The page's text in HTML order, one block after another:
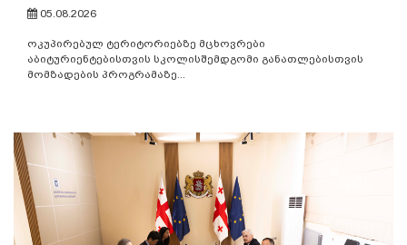
05.08.2026
ოკუპირებულ ტერიტორიებზე მცხოვრები
აბიტურიენტებისთვის სკოლისშემდგომი განათლებისთვის
მომზადების პროგრამაზე...